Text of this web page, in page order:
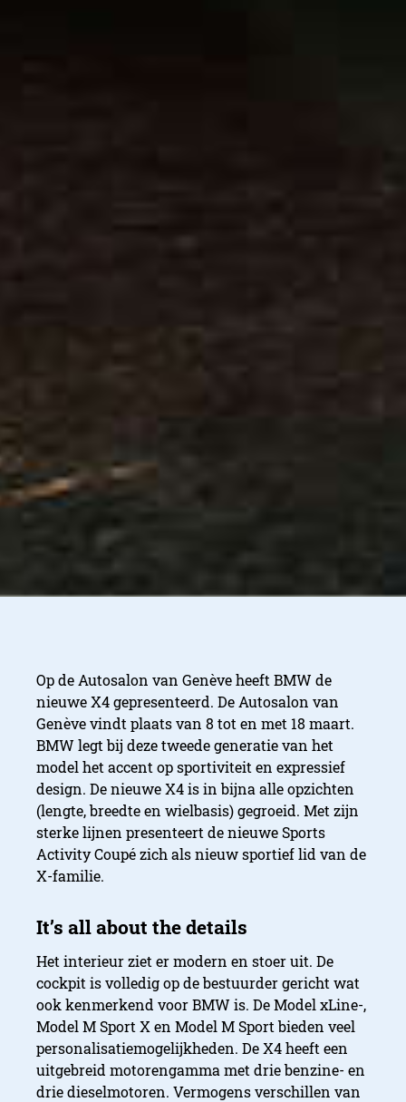
Op de Autosalon van Genève heeft BMW de
nieuwe X4 gepresenteerd. De Autosalon van
Genève vindt plaats van 8 tot en met 18 maart.
BMW legt bij deze tweede generatie van het
model het accent op sportiviteit en expressief
design. De nieuwe X4 is in bijna alle opzichten
(lengte, breedte en wielbasis) gegroeid. Met zijn
sterke lijnen presenteert de nieuwe Sports
Activity Coupé zich als nieuw sportief lid van de
X-familie.
Het interieur ziet er modern en stoer uit. De
cockpit is volledig op de bestuurder gericht wat
ook kenmerkend voor BMW is. De Model xLine-,
Model M Sport X en Model M Sport bieden veel
personalisatiemogelijkheden. De X4 heeft een
uitgebreid motorengamma met drie benzine- en
drie dieselmotoren. Vermogens verschillen van